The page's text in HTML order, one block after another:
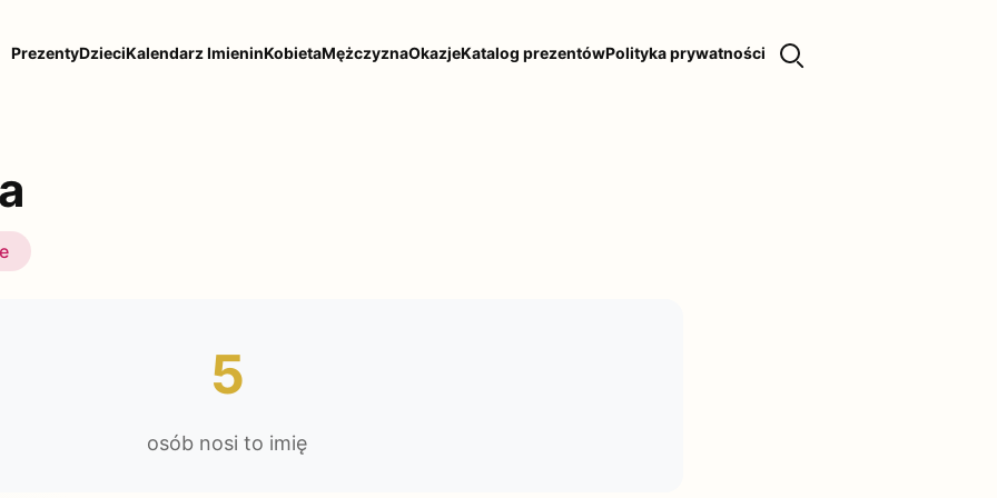
PrezentyDzieciKalendarz ImieninKobietaMężczyznaOkazjeKatalog prezentówPolityka prywatności
5
osób nosi to imię